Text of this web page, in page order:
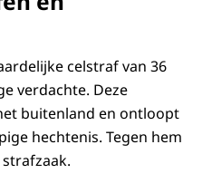
celstraf van 36
verdachte. Deze
buitenland en ontloopt
hechtenis. Tegen hem